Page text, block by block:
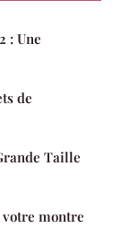
: Une
de
Taille
montre